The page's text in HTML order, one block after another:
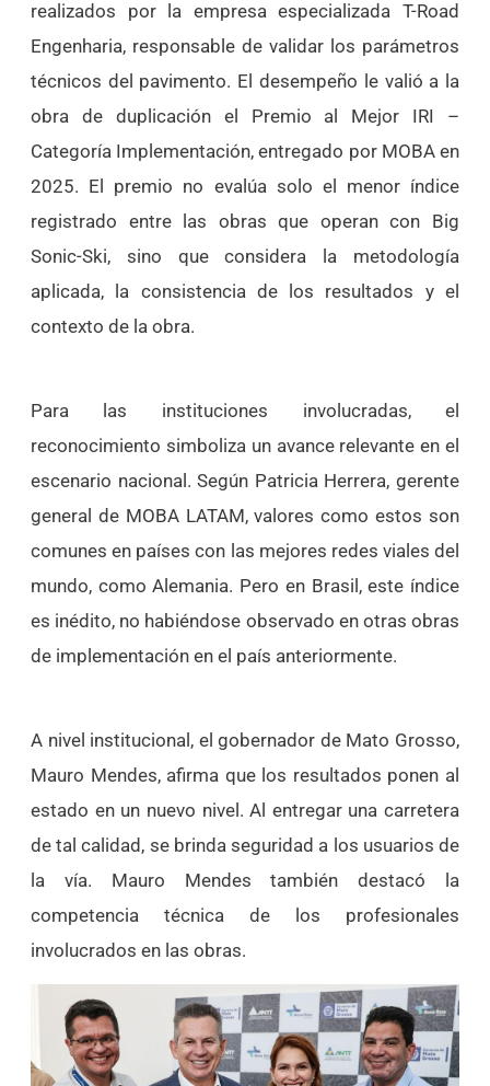
realizados por la empresa especializada T-Road
Engenharia, responsable de validar los parámetros
técnicos del pavimento. El desempeño le valió a la
obra de duplicación el Premio al Mejor IRI –
Categoría Implementación, entregado por MOBA en
2025. El premio no evalúa solo el menor índice
registrado entre las obras que operan con Big
Sonic-Ski, sino que considera la metodología
aplicada, la consistencia de los resultados y el
contexto de la obra.
Para las instituciones involucradas, el
reconocimiento simboliza un avance relevante en el
escenario nacional. Según Patricia Herrera, gerente
general de MOBA LATAM, valores como estos son
comunes en países con las mejores redes viales del
mundo, como Alemania. Pero en Brasil, este índice
es inédito, no habiéndose observado en otras obras
de implementación en el país anteriormente.
A nivel institucional, el gobernador de Mato Grosso,
Mauro Mendes, afirma que los resultados ponen al
estado en un nuevo nivel. Al entregar una carretera
de tal calidad, se brinda seguridad a los usuarios de
la vía. Mauro Mendes también destacó la
competencia técnica de los profesionales
involucrados en las obras.